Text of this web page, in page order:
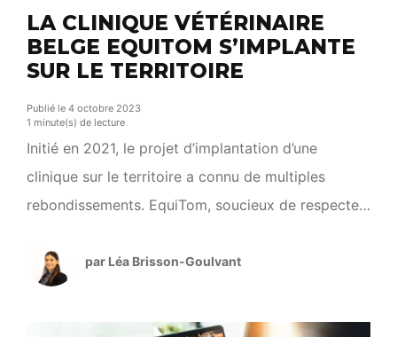
LA CLINIQUE VÉTÉRINAIRE
BELGE EQUITOM S’IMPLANTE
SUR LE TERRITOIRE
Publié le 4 octobre 2023
1 minute(s) de lecture
Initié en 2021, le projet d’implantation d’une
clinique sur le territoire a connu de multiples
rebondissements. EquiTom, soucieux de respecter
les démarches depuis l’acquisition du terrain de la
ferme du Coureau à Grézac en janvier 2022. Les
dernières démarches réalisées, la clinique peut
par Léa Brisson-Goulvant